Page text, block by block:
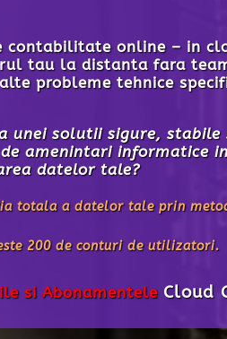
mult timp in cautarea unei
tale care sa
tale impreuna
despre platforma noastra!
in domeniul contabil
clienti si
dar mai ales gandit pentru